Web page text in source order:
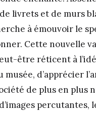
livrets et de murs
à émouvoir le
Cette nouvelle
être réticent à
musée, d’apprécier
de plus en plus
percutantes,